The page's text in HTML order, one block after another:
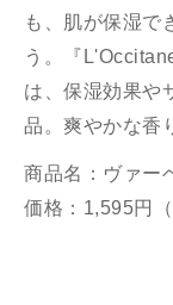
も、肌が保湿で
う。『
は、保湿効果や
品。爽やかな香
商品名：ヴァー
価格：1,595円（